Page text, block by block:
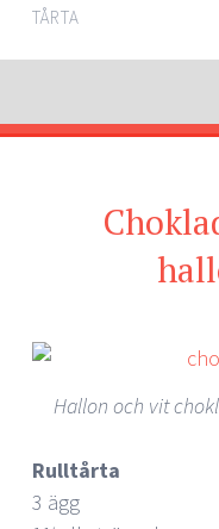
TÅRTA
Hallon och vit
Rulltårta
3 ägg